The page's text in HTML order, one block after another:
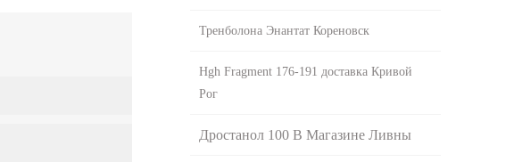
Тренболона Энантат Кореновск
Hgh Fragment 176-191 доставка Кривой
Рог
Дростанол 100 В Магазине Ливны